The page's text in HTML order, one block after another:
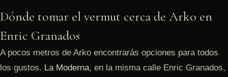
Dónde tomar el vermut cerca de Arko en
Enric Granados
A pocos metros de Arko encontrarás opciones para todos
los gustos. La Moderna, en la misma calle Enric Granados,